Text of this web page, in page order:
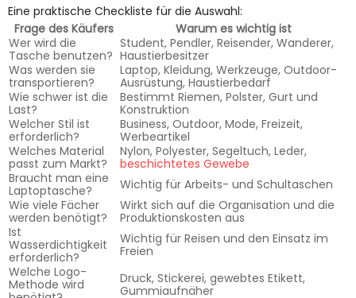
Eine praktische Checkliste für die Auswahl:
Frage des Käufers
Warum es wichtig ist
Wer wird die
Tasche benutzen?
Student, Pendler, Reisender, Wanderer,
Haustierbesitzer
Was werden sie
transportieren?
Laptop, Kleidung, Werkzeuge, Outdoor-
Ausrüstung, Haustierbedarf
Wie schwer ist die
Last?
Bestimmt Riemen, Polster, Gurt und
Konstruktion
Welcher Stil ist
erforderlich?
Business, Outdoor, Mode, Freizeit,
Werbeartikel
Welches Material
passt zum Markt?
Nylon, Polyester, Segeltuch, Leder,
beschichtetes Gewebe
Braucht man eine
Laptoptasche?
Wichtig für Arbeits- und Schultaschen
Wie viele Fächer
werden benötigt?
Wirkt sich auf die Organisation und die
Produktionskosten aus
Ist
Wasserdichtigkeit
erforderlich?
Wichtig für Reisen und den Einsatz im
Freien
Welche Logo-
Methode wird
Druck, Stickerei, gewebtes Etikett,
Gummiaufnäher